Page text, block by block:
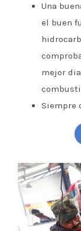
Una
el buen
mejor
Siempre